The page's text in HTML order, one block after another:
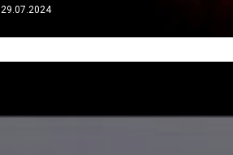
29.07.2024